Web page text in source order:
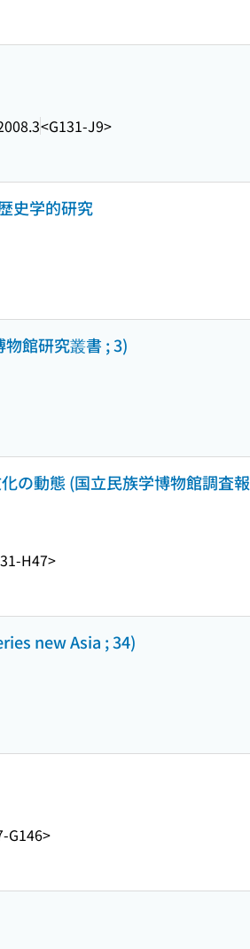
<G131-J9>
史学的研究
館研究叢書 ; 3)
の動態 (国立民族学博物館調査報
H47>
new Asia ; 34)
G146>